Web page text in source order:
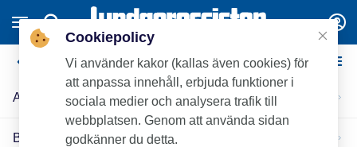
Uppvärmning/Kyla
Ackumulatortankar
Brännare
Cookiepolicy
Vi använder kakor (kallas även cookies) för
att anpassa innehåll, erbjuda funktioner i
sociala medier och analysera trafik till
webbplatsen. Genom att använda sidan
godkänner du detta.